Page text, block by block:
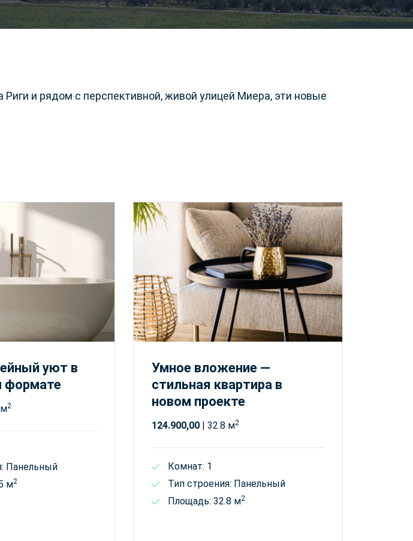
и рядом с перспективной, живой улицей Миера, эти новые
уют в
формате
2
Панельный
м2
Умное вложение —
стильная квартира в
новом проекте
124.900,00 | 32.8 м2
Комнат: 1
Тип строения: Панельный
Площадь: 32.8 м2